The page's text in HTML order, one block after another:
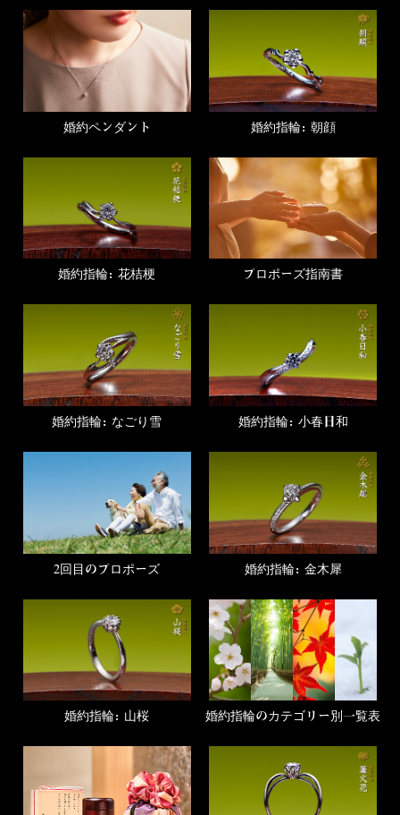
婚約ペンダント 婚約指輪：朝顔
婚約指輪：花桔梗 プロポーズ指南書
婚約指輪：なごり雪 婚約指輪：小春日和
2回目のプロポーズ 婚約指輪：金木犀
婚約指輪：山桜 婚約指輪のカテゴリー別一覧表